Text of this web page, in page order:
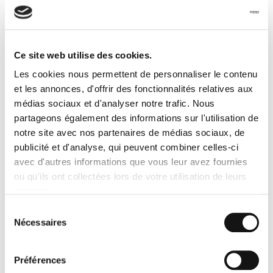
Ce site web utilise des cookies.
Les cookies nous permettent de personnaliser le contenu
et les annonces, d'offrir des fonctionnalités relatives aux
médias sociaux et d'analyser notre trafic. Nous
partageons également des informations sur l'utilisation de
notre site avec nos partenaires de médias sociaux, de
publicité et d'analyse, qui peuvent combiner celles-ci
avec d'autres informations que vous leur avez fournies
ou qu'ils ont collectées lors de votre utilisation de leurs
Nécessaires
Préférences
detransport de marchandises périssables
transporter
Vos marchandises à transporter sont-elles périssables ou semi-
périssables ? Comme dit précédemment, cela vous guidera pour
faire un premier choix de mode de transport.
Le conditionnement de la
marchandise
périssables, il est important de penser à l’emballage. Pour garder
avec une pellicule en
plastique ou en aluminium. Certains conditionnements sont à
Boîtes en polystyrène